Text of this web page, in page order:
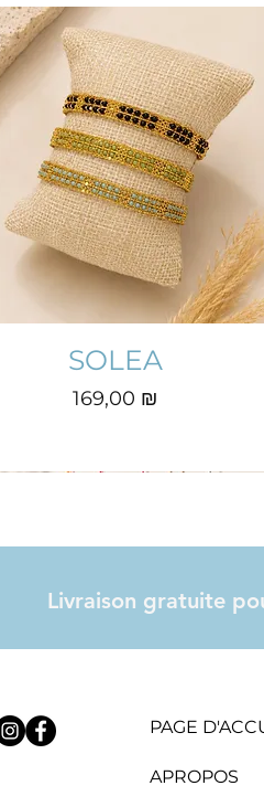
SOLEA
Prix
169,00 ₪
Livraison gratuite
PAGE
APROPOS